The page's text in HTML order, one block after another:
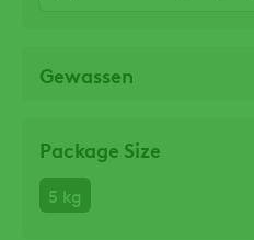
Gewassen
Package Size
5 kg